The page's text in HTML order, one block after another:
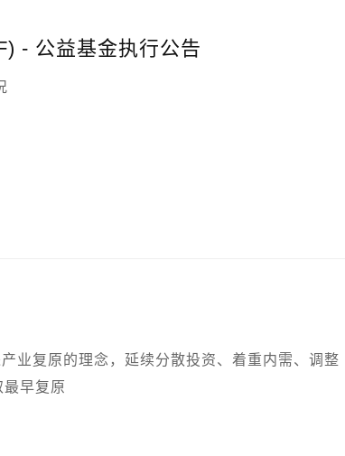
- 公益基金执行公告
业复原的理念，延续分散投资、着重内需、调整
早复原